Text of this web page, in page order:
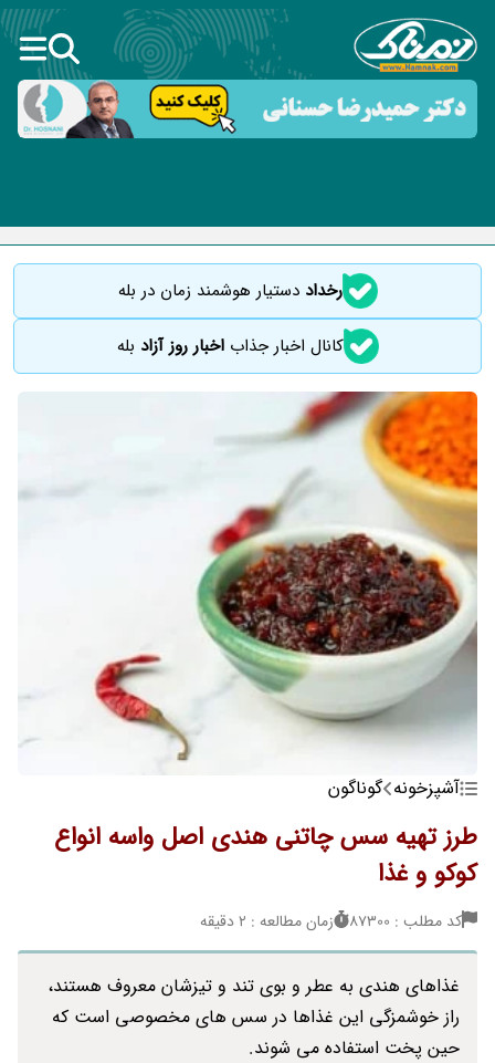
رخداددستیار هوشمند زمان در بله
کانال اخبار جذاباخبار روز آزاد بله
آشپزخونه گوناگون
طرز تهیه سس چاتنی هندی اصل واسه انواع
کوکو و غذا
کد مطلب : 87300 زمان مطالعه : 2 دقیقه
غذاهای هندی به عطر و بوی تند و تیزشان معروف هستند،
راز خوشمزگی این غذاها در سس های مخصوصی است که
حین پخت استفاده می شوند.